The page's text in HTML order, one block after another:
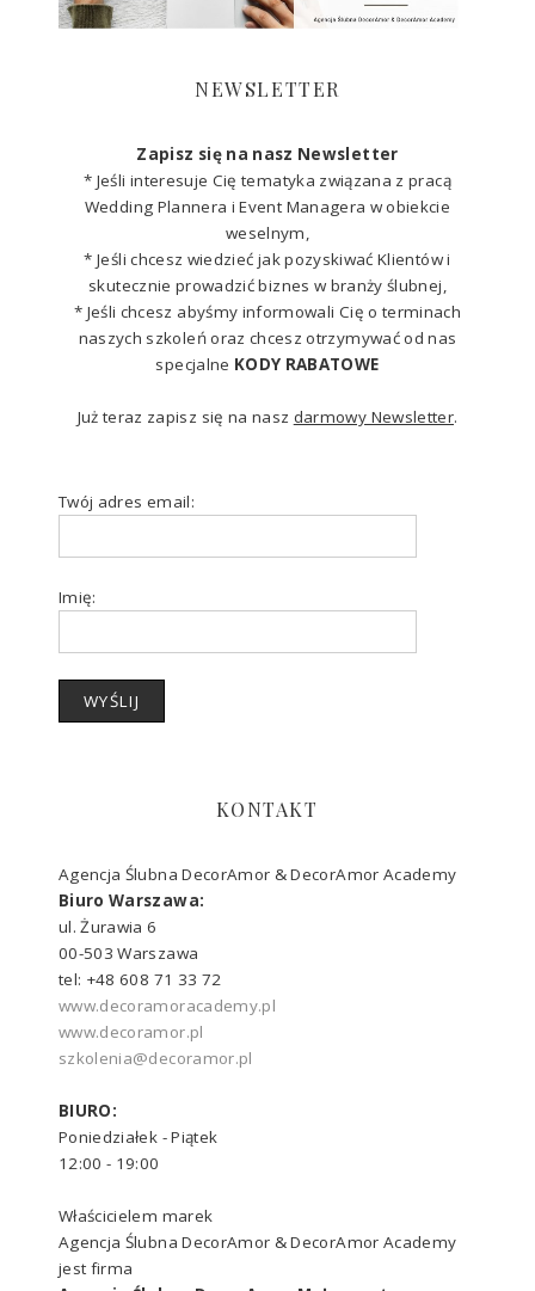
NEWSLETTER
Zapisz się na nasz Newsletter
* Jeśli interesuje Cię tematyka związana z pracą
Wedding Plannera i Event Managera w obiekcie
weselnym,
* Jeśli chcesz wiedzieć jak pozyskiwać Klientów i
skutecznie prowadzić biznes w branży ślubnej,
* Jeśli chcesz abyśmy informowali Cię o terminach
naszych szkoleń oraz chcesz otrzymywać od nas
specjalne KODY RABATOWE
Już teraz zapisz się na nasz darmowy Newsletter.
Twój adres email:
Imię:
KONTAKT
Agencja Ślubna DecorAmor & DecorAmor Academy
Biuro Warszawa:
ul. Żurawia 6
00-503 Warszawa
tel: +48 608 71 33 72
www.decoramoracademy.pl
www.decoramor.pl
szkolenia@decoramor.pl
BIURO:
Poniedziałek - Piątek
12:00 - 19:00
Właścicielem marek
Agencja Ślubna DecorAmor & DecorAmor Academy
jest firma